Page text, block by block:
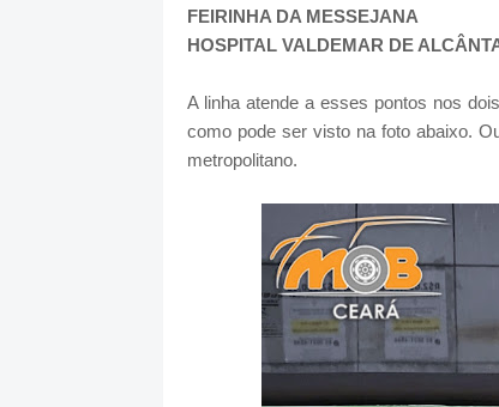
FEIRINHA DA MESSEJANA
HOSPITAL VALDEMAR DE
A linha atende a esses pontos nos
como pode ser visto na foto abaixo.
metropolitano.